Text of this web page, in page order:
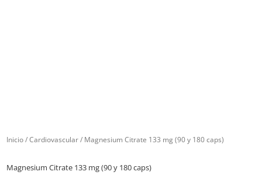
Inicio/Cardiovascular/ Magnesium Citrate 133 mg (90 y 180 caps)
Magnesium Citrate 133 mg (90 y 180 caps)